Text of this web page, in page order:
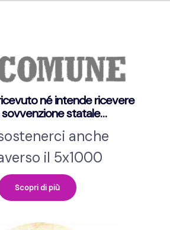
né intende ricevere
sovvenzione statale…
anche
il 5x1000
Scopri di più